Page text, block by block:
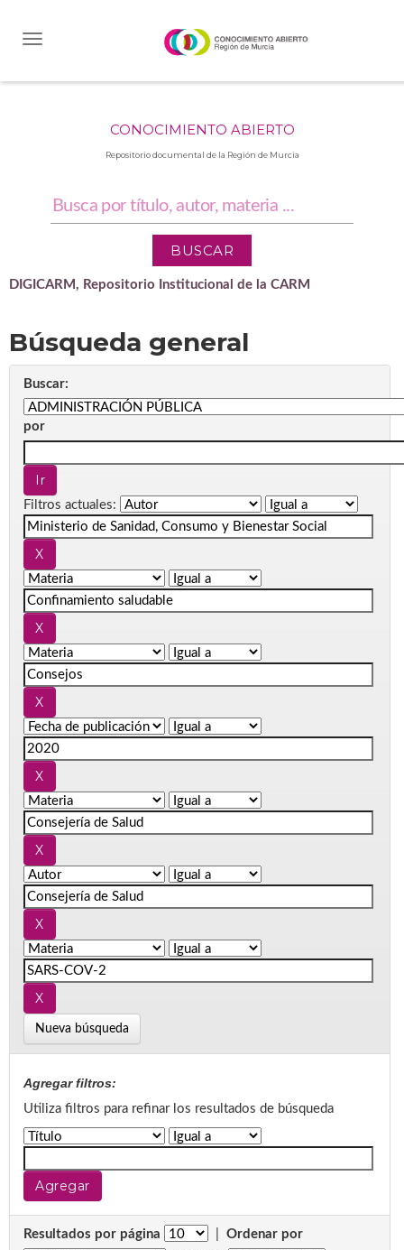
CONOCIMIENTO ABIERTO
Repositorio documental de la Región de Murcia
DIGICARM, Repositorio Institucional de la CARM
Búsqueda general
Buscar:
por
Filtros actuales:
Nueva búsqueda
Agregar filtros:
Utiliza filtros para refinar los resultados de búsqueda
Resultados por página
Ordenar por